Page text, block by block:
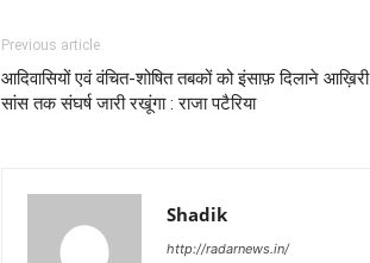
Previous article
आदिवासियों एवं वंचित-शोषित तबकों को इंसाफ़ दिलाने आख़िरी
सांस तक संघर्ष जारी रखूंगा : राजा पटैरिया
Shadik
http://radarnews.in/